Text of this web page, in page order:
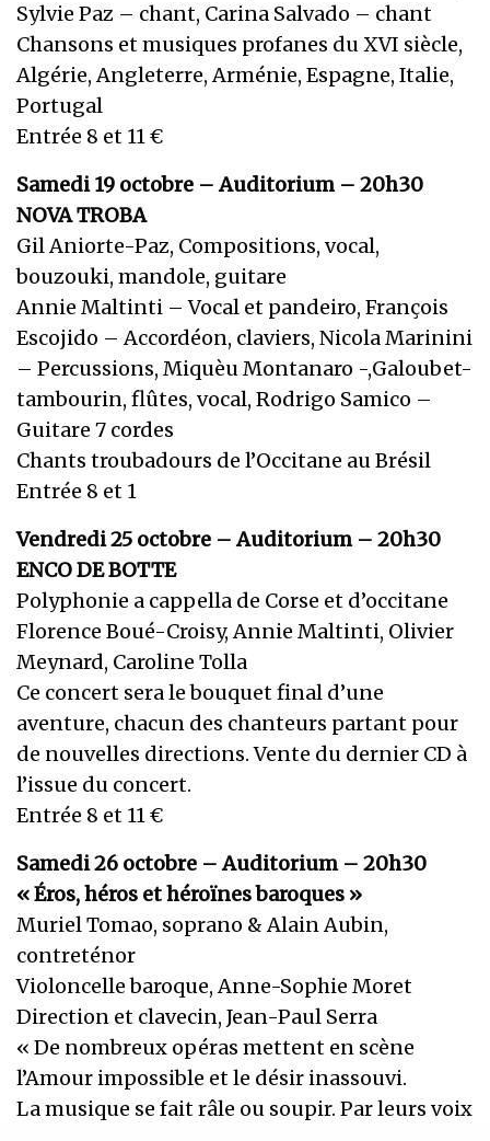
Sylvie Paz – chant, Carina Salvado – chant
Chansons et musiques profanes du XVI siècle,
Algérie, Angleterre, Arménie, Espagne, Italie,
Portugal
Entrée 8 et 11 €
Samedi 19 octobre – Auditorium – 20h30
NOVA TROBA
Gil Aniorte-Paz, Compositions, vocal,
bouzouki, mandole, guitare
Annie Maltinti – Vocal et pandeiro, François
Escojido – Accordéon, claviers, Nicola Marinini
– Percussions, Miquèu Montanaro -,Galoubet-
tambourin, flûtes, vocal, Rodrigo Samico –
Guitare 7 cordes
Chants troubadours de l’Occitane au Brésil
Entrée 8 et 1
Vendredi 25 octobre – Auditorium – 20h30
ENCO DE BOTTE
Polyphonie a cappella de Corse et d’occitane
Florence Boué-Croisy, Annie Maltinti, Olivier
Meynard, Caroline Tolla
Ce concert sera le bouquet final d’une
aventure, chacun des chanteurs partant pour
de nouvelles directions. Vente du dernier CD à
l’issue du concert.
Entrée 8 et 11 €
Samedi 26 octobre – Auditorium – 20h30
« Éros, héros et héroïnes baroques »
Muriel Tomao, soprano & Alain Aubin,
contreténor
Violoncelle baroque, Anne-Sophie Moret
Direction et clavecin, Jean-Paul Serra
« De nombreux opéras mettent en scène
l’Amour impossible et le désir inassouvi.
La musique se fait râle ou soupir. Par leurs voix